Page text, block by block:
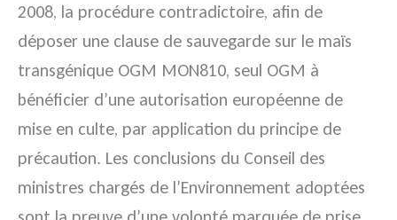
2008, la procédure contradictoire, afin de
déposer une clause de sauvegarde sur le maïs
transgénique OGM MON810, seul OGM à
bénéficier d’une autorisation européenne de
mise en culte, par application du principe de
précaution. Les conclusions du Conseil des
ministres chargés de l’Environnement adoptées